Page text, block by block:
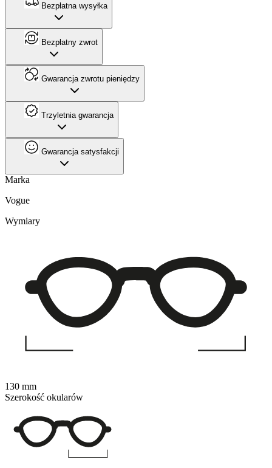
Bezpłatna wysyłka
Bezpłatny zwrot
Gwarancja zwrotu pieniędzy
Trzyletnia gwarancja
Gwarancja satysfakcji
Marka
Vogue
Wymiary
130 mm
Szerokość okularów